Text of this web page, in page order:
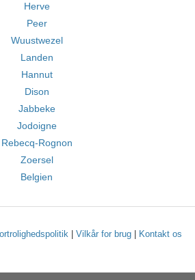
Herve
Peer
Wuustwezel
Landen
Hannut
Dison
Jabbeke
Jodoigne
Rebecq-Rognon
Zoersel
Belgien
| Vilkår for brug| Kontakt os